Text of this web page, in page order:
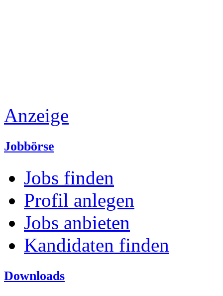
Anzeige
Jobbörse
Jobs finden
Profil anlegen
Jobs anbieten
Kandidaten finden
Downloads